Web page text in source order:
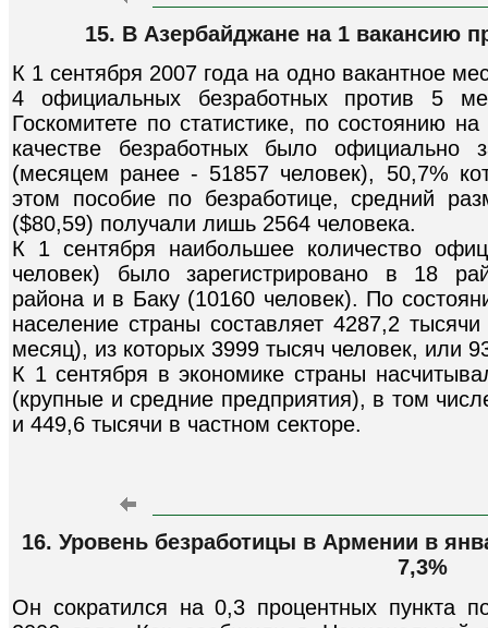
15. В Азербайджане на 1 вакансию
К 1 сентября 2007 года на одно вакантное
4 официальных безработных против 5
Госкомитете по статистике, по состоянию
качестве безработных было официально
(месяцем ранее - 51857 человек), 50,7%
этом пособие по безработице, средний
($80,59) получали лишь 2564 человека.
К 1 сентября наибольшее количество
человек) было зарегистрировано в 18
района и в Баку (10160 человек). По
население страны составляет 4287,2
месяц), из которых 3999 тысяч человек, или
К 1 сентября в экономике страны
(крупные и средние предприятия), в том
и 449,6 тысячи в частном секторе.
16. Уровень безработицы в Армении в
7,3%
Он сократился на 0,3 процентных пункта